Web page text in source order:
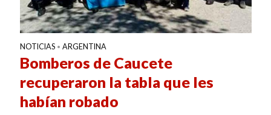
NOTICIAS • ARGENTINA
Bomberos de Caucete
recuperaron la tabla que les
habían robado